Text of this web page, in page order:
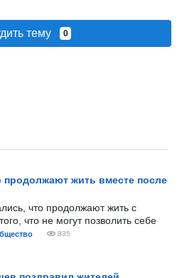
тему 0
продолжают жить вместе после
что продолжают жить с
что не могут позволить себе
835